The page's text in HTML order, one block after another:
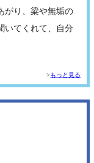
がり、梁や無垢の
いてくれて、自分
もっと見る